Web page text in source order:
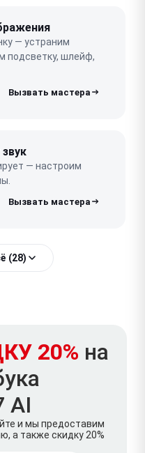
— устраним
подсветку, шлейф,
— настроим
(28)
20% на
AI
и мы предоставим
а также скидку 20%